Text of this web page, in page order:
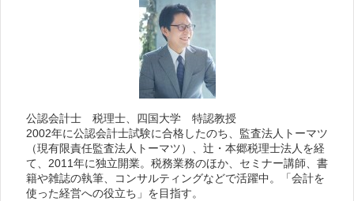
公認会計士 税理士、四国大学 特認教授
2002年に公認会計士試験に合格したのち、監査法人トーマツ
（現有限責任監査法人トーマツ）、辻・本郷税理士法人を経
て、2011年に独立開業。税務業務のほか、セミナー講師、書
籍や雑誌の執筆、コンサルティングなどで活躍中。「会計を
使った経営への役立ち」を目指す。